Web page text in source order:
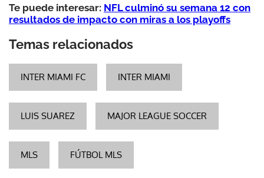
Te puede interesar: NFL culminó su semana 12 con
resultados de impacto con miras a los playoffs
Temas relacionados
INTER MIAMI FC INTER MIAMI
LUIS SUAREZ MAJOR LEAGUE SOCCER
MLS FÚTBOL MLS